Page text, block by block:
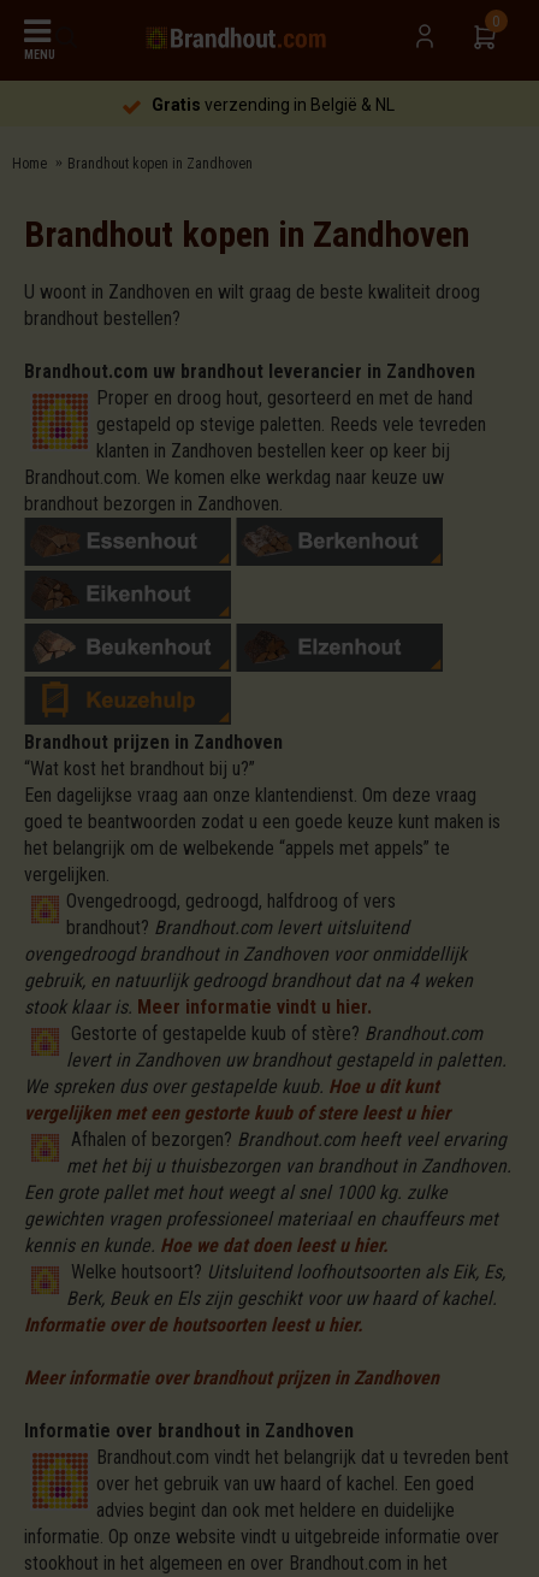
MENU
0
Gratis verzending in België & NL
Home Brandhout kopen in Zandhoven
Brandhout kopen in Zandhoven
U woont in Zandhoven en wilt graag de beste kwaliteit droog
brandhout bestellen?
Brandhout.com uw brandhout leverancier in Zandhoven
Proper en droog hout, gesorteerd en met de hand
gestapeld op stevige paletten. Reeds vele tevreden
klanten in Zandhoven bestellen keer op keer bij
Brandhout.com. We komen elke werkdag naar keuze uw
brandhout bezorgen in Zandhoven.
Brandhout prijzen in Zandhoven
“Wat kost het brandhout bij u?”
Een dagelijkse vraag aan onze klantendienst. Om deze vraag
goed te beantwoorden zodat u een goede keuze kunt maken is
het belangrijk om de welbekende “appels met appels” te
vergelijken.
Ovengedroogd, gedroogd, halfdroog of vers
brandhout? Brandhout.com levert uitsluitend
ovengedroogd brandhout in Zandhoven voor onmiddellijk
gebruik, en natuurlijk gedroogd brandhout dat na 4 weken
stook klaar is. Meer informatie vindt u hier.
Gestorte of gestapelde kuub of stère? Brandhout.com
levert in Zandhoven uw brandhout gestapeld in paletten.
We spreken dus over gestapelde kuub. Hoe u dit kunt
vergelijken met een gestorte kuub of stere leest u hier
Afhalen of bezorgen? Brandhout.com heeft veel ervaring
met het bij u thuisbezorgen van brandhout in Zandhoven.
Een grote pallet met hout weegt al snel 1000 kg. zulke
gewichten vragen professioneel materiaal en chauffeurs met
kennis en kunde. Hoe we dat doen leest u hier.
Welke houtsoort? Uitsluitend loofhoutsoorten als Eik, Es,
Berk, Beuk en Els zijn geschikt voor uw haard of kachel.
Informatie over de houtsoorten leest u hier.
Meer informatie over brandhout prijzen in Zandhoven
Informatie over brandhout in Zandhoven
Brandhout.com vindt het belangrijk dat u tevreden bent
over het gebruik van uw haard of kachel. Een goed
advies begint dan ook met heldere en duidelijke
informatie. Op onze website vindt u uitgebreide informatie over
stookhout in het algemeen en over Brandhout.com in het